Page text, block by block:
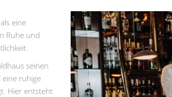
eine
Ruhe und
seinen
eine ruhige
Hier entsteht